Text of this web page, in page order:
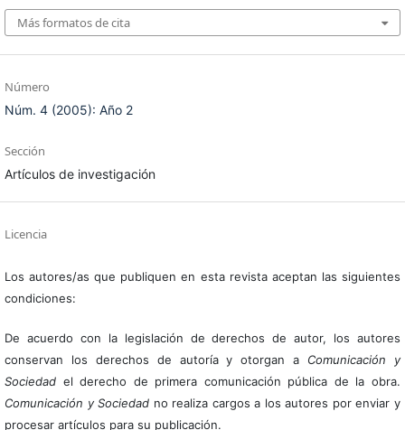
Más formatos de cita
Número
Núm. 4 (2005): Año 2
Sección
Artículos de investigación
Licencia
Los autores/as que publiquen en esta revista aceptan las siguientes
condiciones:
De acuerdo con la legislación de derechos de autor, los autores
conservan los derechos de autoría y otorgan a Comunicación y
Sociedadel derecho de primera comunicación pública de la obra.
Comunicación y Sociedad no realiza cargos a los autores por enviar y
procesar artículos para su publicación.